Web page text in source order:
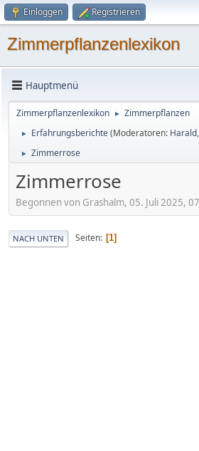
Einloggen Registrieren
Zimmerpflanzenlexikon
Hauptmenü
Zimmerpflanzenlexikon ► Zimmerpflanzen
► Erfahrungsberichte(Moderatoren: Harald,
► Zimmerrose
Zimmerrose
Begonnen von Grashalm, 05. Juli 2025,
NACH UNTEN Seiten 1